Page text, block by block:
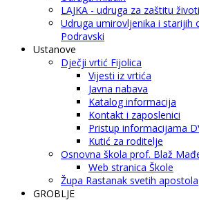
LAJKA - udruga za zaštitu
Udruga umirovljenika i starijih
Podravski
Ustanove
Dječji vrtić Fijolica
Vijesti iz vrtića
Javna nabava
Katalog informacija
Kontakt i zaposlenici
Pristup informacijama
Kutić za roditelje
Osnovna škola prof. Blaž
Web stranica Škole
Župa Rastanak svetih apostola
GROBLJE